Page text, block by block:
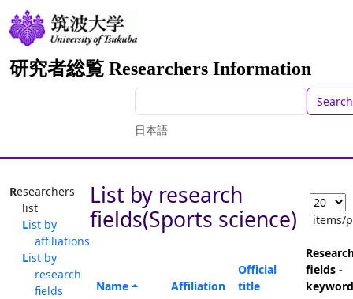
研究者総覧 Researchers Information
Search
日本語
Researchers
list
List by
affiliations
List by
research
fields
List by research
fields(Sports science)
items/
Name Affiliation
Official
title
fields -